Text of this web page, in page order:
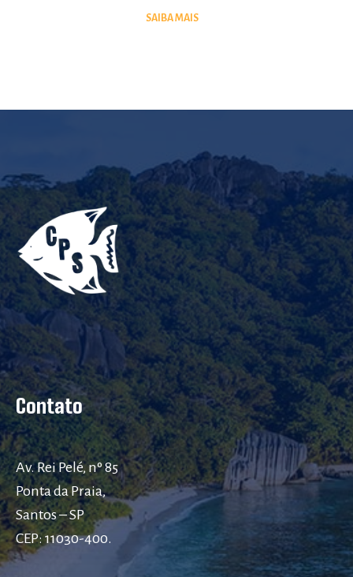
SAIBA MAIS
Contato
Av. Rei Pelé, nº 85
Ponta da Praia,
Santos – SP
CEP: 11030-400.